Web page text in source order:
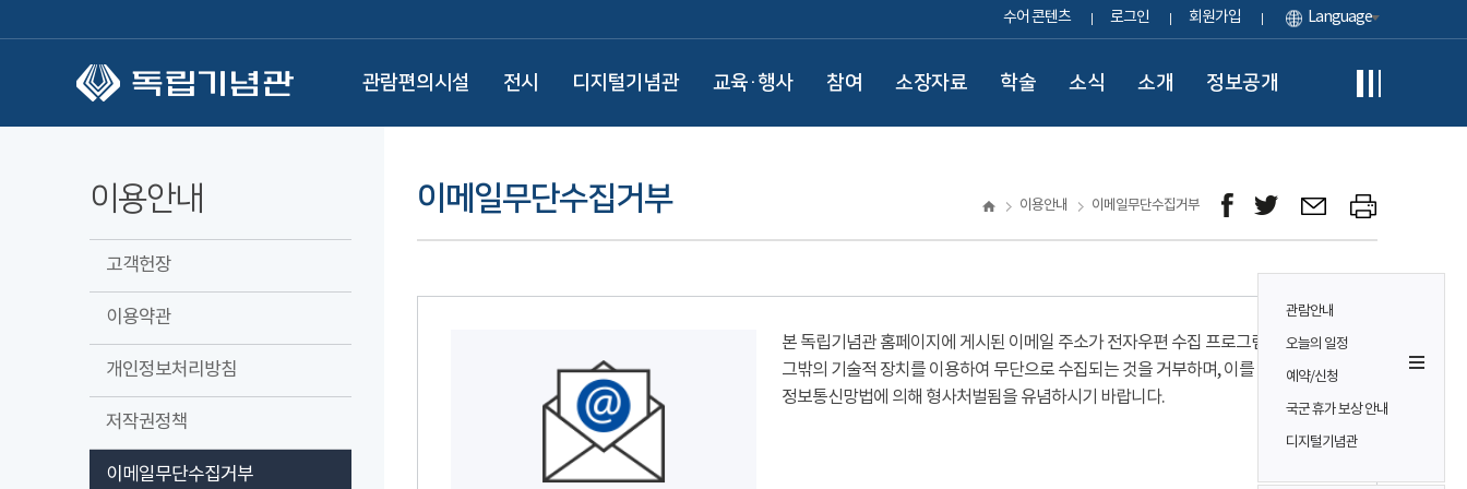
수어 콘텐츠 로그인 회원가입 Language
관람편의시설 전시 디지털기념관 교육·행사 참여 소장자료 학술 소식 소개 정보공개
관람안내
오늘의 일정
예약/신청
국군 휴가 보상 안내
디지털기념관
이용안내
고객헌장
이용약관
개인정보처리방침
저작권정책
이메일무단수집거부
이메일무단수집거부 이용안내 이메일무단수집거부
본 독립기념관 홈페이지에 게시된 이메일 주소가 전자우편 수집 프로그램이나
그밖의 기술적 장치를 이용하여 무단으로 수집되는 것을 거부하며, 이를 위반시
정보통신망법에 의해 형사처벌됨을 유념하시기 바랍니다.